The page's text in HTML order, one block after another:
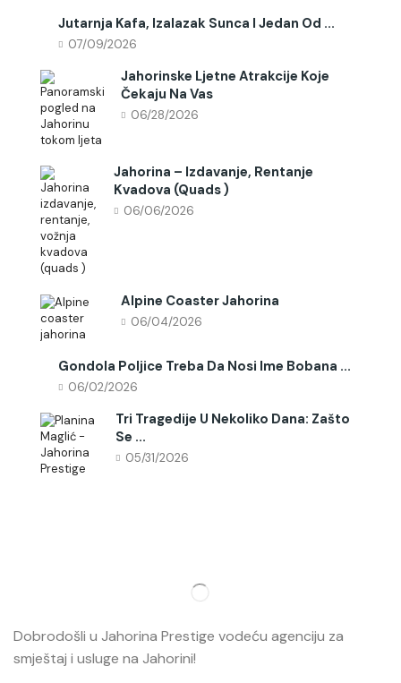
Jutarnja Kafa, Izalazak Sunca I Jedan Od ...
07/09/2026
Jahorinske Ljetne Atrakcije Koje
Čekaju Na Vas
06/28/2026
Jahorina – Izdavanje, Rentanje
Kvadova (quads )
06/06/2026
Alpine Coaster Jahorina
06/04/2026
Gondola Poljice Treba Da Nosi Ime Bobana ...
06/02/2026
Tri Tragedije U Nekoliko Dana: Zašto
Se ...
05/31/2026
Dobrodošli u Jahorina Prestige vodeću agenciju za
smještaj i usluge na Jahorini!